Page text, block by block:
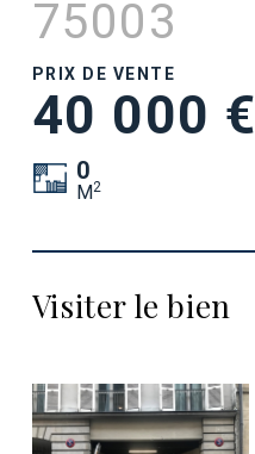
75003
PRIX DE VENTE
40 000 €
0
M2
Visiter le bien